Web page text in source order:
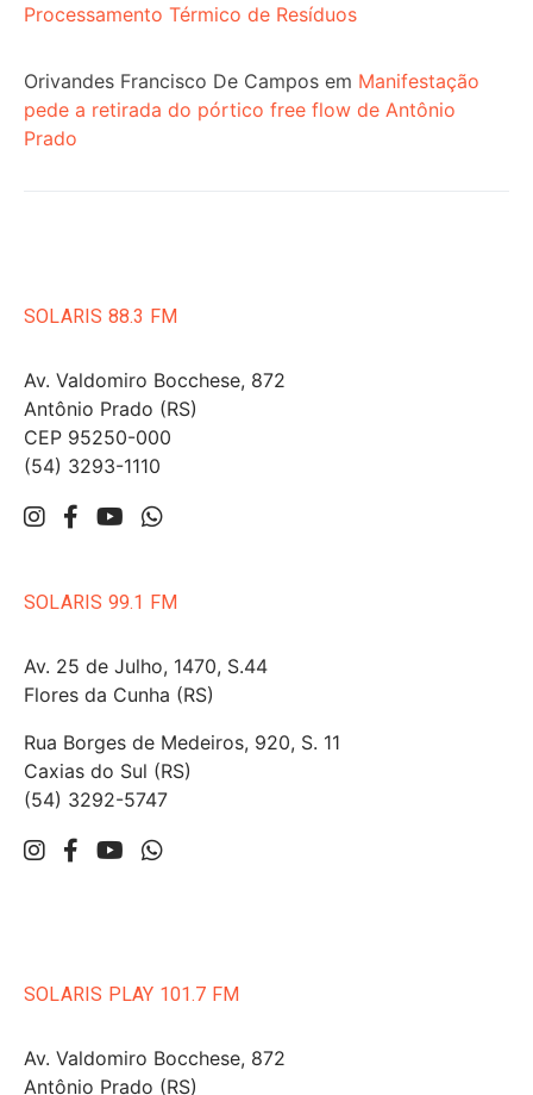
Processamento Térmico de Resíduos
Orivandes Francisco De Campos em Manifestação
pede a retirada do pórtico free flow de Antônio
Prado
SOLARIS 88.3 FM
Av. Valdomiro Bocchese, 872
Antônio Prado (RS)
CEP 95250-000
(54) 3293-1110
SOLARIS 99.1 FM
Av. 25 de Julho, 1470, S.44
Flores da Cunha (RS)
Rua Borges de Medeiros, 920, S. 11
Caxias do Sul (RS)
(54) 3292-5747
SOLARIS PLAY 101.7 FM
Av. Valdomiro Bocchese, 872
Antônio Prado (RS)